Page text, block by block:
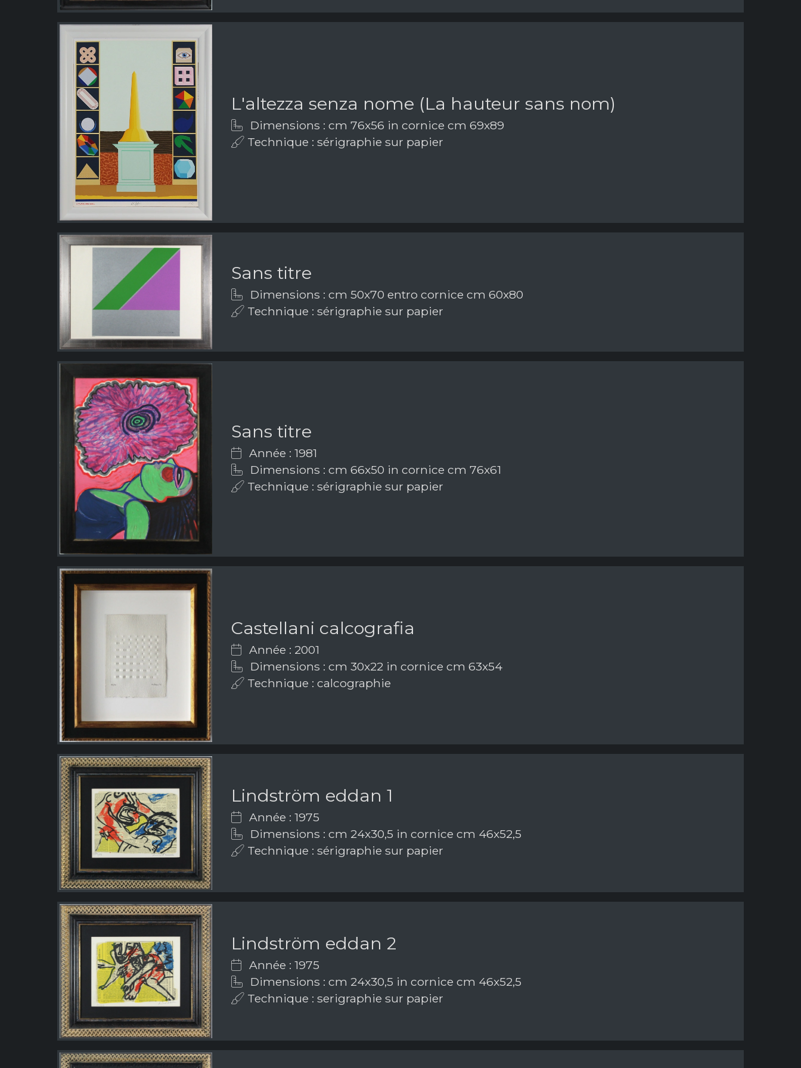
L'altezza senza nome (La hauteur sans nom)
Dimensions : cm 76x56 in cornice cm 69x89
Technique : sérigraphie sur papier
Sans titre
Dimensions : cm 50x70 entro cornice cm 60x80
Technique : sérigraphie sur papier
Sans titre
Année : 1981
Dimensions : cm 66x50 in cornice cm 76x61
Technique : sérigraphie sur papier
Castellani calcografia
Année : 2001
Dimensions : cm 30x22 in cornice cm 63x54
Technique : calcographie
Lindström eddan 1
Année : 1975
Dimensions : cm 24x30,5 in cornice cm 46x52,5
Technique : sérigraphie sur papier
Lindström eddan 2
Année : 1975
Dimensions : cm 24x30,5 in cornice cm 46x52,5
Technique : serigraphie sur papier